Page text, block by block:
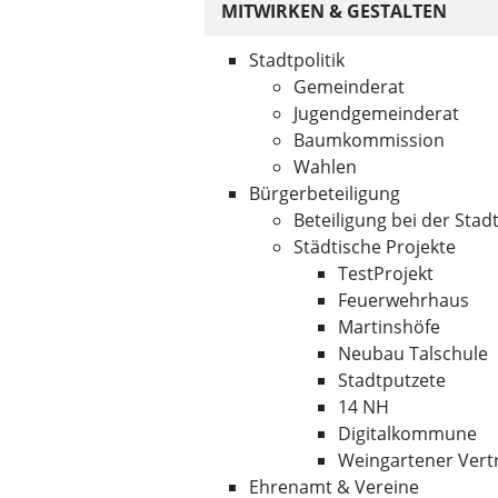
MITWIRKEN & GESTALTEN
Stadtpolitik
Gemeinderat
Jugendgemeinderat
Baumkommission
Wahlen
Bürgerbeteiligung
Beteiligung bei der
Städtische Projekte
TestProjekt
Feuerwehrhaus
Martinshöfe
Neubau Talschule
Stadtputzete
14 NH
Digitalkommune
Weingartener
Ehrenamt & Vereine